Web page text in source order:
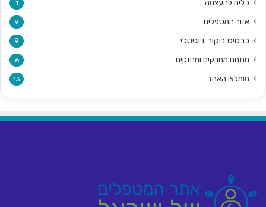
כלים להעצמה 1
אזור המטפלים 9
כרטיס ביקור דיגיטלי 9
מתחם מחבקים ומחזקים 6
מומלצי האתר 13